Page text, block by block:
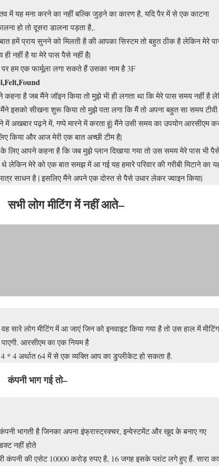
में यह मना करने का नहीं बल्कि जुड़ने का कारण है, यदि पैर में से एक काटना
हो तो दूसरा डालना पड़ता है,.
हमें प्राय सुनने को मिलती है की आपका सिस्टम तो बहुत ठीक है लेकिन मेरे
ही नहीं है या मेरे पास पैसे नहीं है|
पर हम एक फार्मूला लगा सकते हैं उसका नाम है 3F
कहना है जब मैंने जॉइन किया तो मुझे भी ही लगता था कि मेरे पास समय नहीं है
इसको सीखना शुरू किया तो मुझे पता लगा कि मैं तो अपना बहुत सा समय टीवी
में अखबार पढ़ने में, गप्पे मारने में करता हूं| मैंने उसी समय का उपयोग आरसीएम
किया और आज मेरी एक बात अच्छी टीम है|
लिए आपने कहना है कि जब मुझे प्लान दिखाया गया तो उस समय मेरे पास भी
थे लेकिन मेरे को एक बात समझ में आ गई यह हमारे परिवार की गरीबी मिटाने का
साधन है | इसलिए मैंने अपने एक दोस्त से पैसे उधार लेकर ज्वाइन किया|
सभी लोग मीटिंग में नहीं आते–
वह सारे लोग मीटिंग में आ जाएं जिन को इनवाइट किया गया है तो उस हाल में
पाएगी. आरसीएम का एक नियम है
* 4 अर्थात 64 में से एक व्यक्ति आप का डुप्लीकेट हो सकता है.
कंपनी भाग गई तो–
भागती है जिनका अपना इंफ्रास्ट्रक्चर, इन्वेस्टमेंट और खुद के बनाए गए
नहीं होते
कंपनी की एसेट 10000 करोड़ रुपए है, 16 जगह इसके प्लांट लगे हुए हैं. सारा